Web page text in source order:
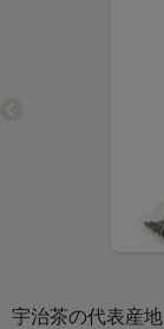
宇治茶の代表産